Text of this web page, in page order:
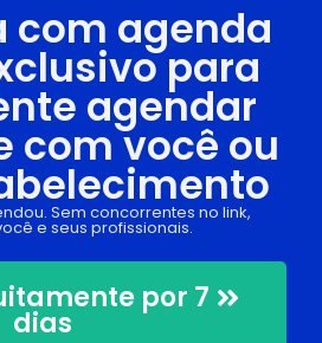
com agenda
para
agendar
com você ou
Sem concorrentes no link,
e seus profissionais.
por 7
dias